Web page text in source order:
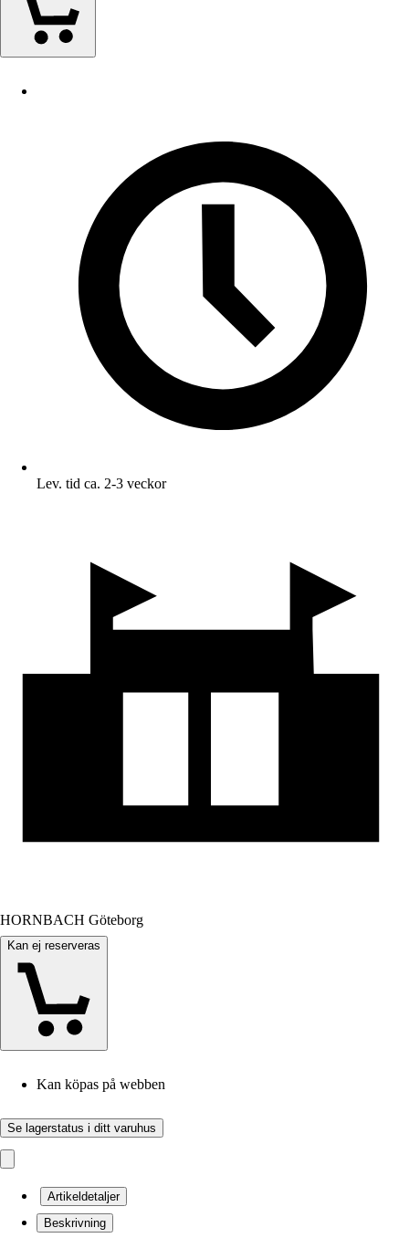
Lev. tid ca. 2-3 veckor
HORNBACH Göteborg
Kan ej reserveras
Kan köpas på webben
Se lagerstatus i ditt varuhus
Artikeldetaljer
Beskrivning